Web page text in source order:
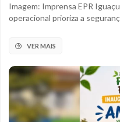
Imagem: Imprensa EPR
operacional prioriza a
VER MAIS